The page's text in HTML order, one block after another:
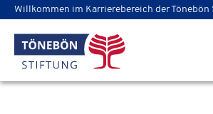
Willkommen im Karrierebereich der